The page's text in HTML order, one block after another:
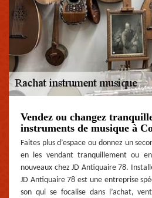
Vendez ou changez
instruments de musique à
Faites plus d’espace ou donnez un
en les vendant tranquillement ou
nouveaux chez JD Antiquaire 78.
JD Antiquaire 78 est une entreprise
son qui se focalise dans l’achat,